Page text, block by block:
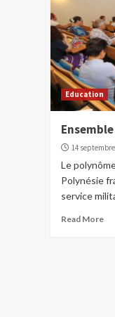
Education
14
Le
Polynésie
service
Read More